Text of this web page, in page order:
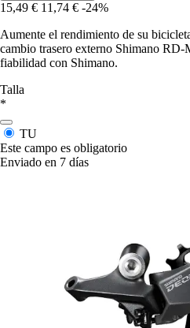
15,49 € 11,74 € -24%
Aumente el rendimiento de su
cambio trasero externo Shimano
fiabilidad con Shimano.
Talla
*
TU
Este campo es obligatorio
Enviado en 7 días